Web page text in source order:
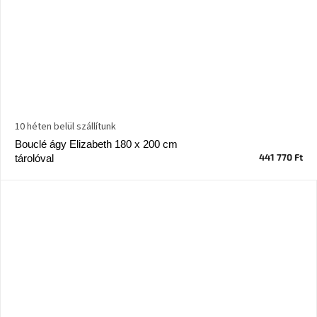
Bouclé ágy Elizabeth 180 x 200 cm
tárolóval
10 héten belül szállítunk
441 770 Ft